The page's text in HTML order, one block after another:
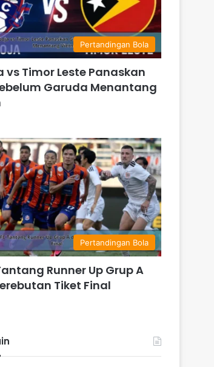
Pertandingan Bola
vs Timor Leste Panaskan
Garuda Menantang
Pertandingan Bola
Runner Up Grup A
Tiket Final